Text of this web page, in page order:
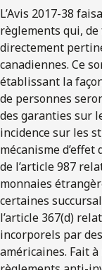
L’Avis 2017-38
règlements qui,
directement
canadiennes. Ce
établissant la
de personnes
des garanties sur
incidence sur les
mécanisme
de l’article 987
monnaies
certaines
l’article 367(d)
incorporels par
américaines. Fait